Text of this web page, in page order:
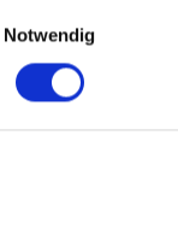
Notwendig